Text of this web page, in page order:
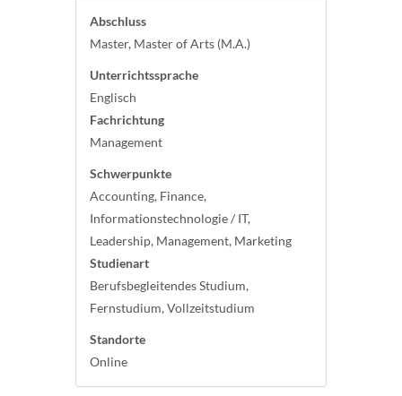
Abschluss
Master, Master of Arts (M.A.)
Unterrichtssprache
Englisch
Fachrichtung
Management
Schwerpunkte
Accounting, Finance,
Informationstechnologie / IT,
Leadership, Management, Marketing
Studienart
Berufsbegleitendes Studium,
Fernstudium, Vollzeitstudium
Standorte
Online